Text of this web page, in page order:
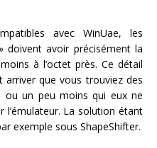
avec WinUae, les
avoir précisément la
à l’octet près. Ce détail
que vous trouviez des
ou un peu moins qui eux ne
l’émulateur. La solution étant
exemple sous ShapeShifter.